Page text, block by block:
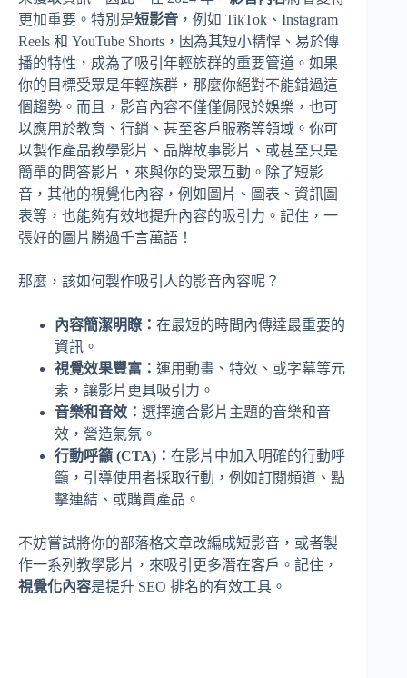
更加重要。特別是短影音 ，例如 TikTok、Instagram
Reels 和 YouTube Shorts，因為其短小精悍、易於傳
播的特性，成為了吸引年輕族群的重要管道。如果
你的目標受眾是年輕族群，那麼你絕對不能錯過這
個趨勢。而且，影音內容不僅僅侷限於娛樂，也可
以應用於教育、行銷、甚至客戶服務等領域。你可
以製作產品教學影片、品牌故事影片、或甚至只是
簡單的問答影片，來與你的受眾互動。除了短影
音，其他的視覺化內容，例如圖片、圖表、資訊圖
表等，也能夠有效地提升內容的吸引力。記住，一
張好的圖片勝過千言萬語！
那麼，該如何製作吸引人的影音內容呢？
內容簡潔明瞭： 在最短的時間內傳達最重要的
資訊。
視覺效果豐富： 運用動畫、特效、或字幕等元
素，讓影片更具吸引力。
音樂和音效： 選擇適合影片主題的音樂和音
效，營造氣氛。
行動呼籲 (CTA)： 在影片中加入明確的行動呼
籲，引導使用者採取行動，例如訂閱頻道、點
擊連結、或購買產品。
不妨嘗試將你的部落格文章改編成短影音，或者製
作一系列教學影片，來吸引更多潛在客戶。記住，
視覺化內容是提升 SEO 排名的有效工具。